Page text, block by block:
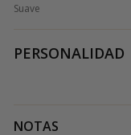
Suave
PERSONALIDAD
NOTAS